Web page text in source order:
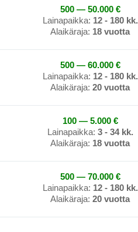
500 — 50.000 €
Lainapaikka: 12 - 180 kk.
Alaikäraja: 18 vuotta
500 — 60.000 €
Lainapaikka: 12 - 180 kk.
Alaikäraja: 20 vuotta
100 — 5.000 €
Lainapaikka: 3 - 34 kk.
Alaikäraja: 18 vuotta
500 — 70.000 €
Lainapaikka: 12 - 180 kk.
Alaikäraja: 20 vuotta